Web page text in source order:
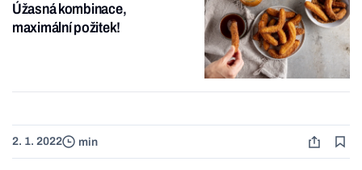
Úžasná kombinace,
maximální požitek!
2. 1. 2022 min